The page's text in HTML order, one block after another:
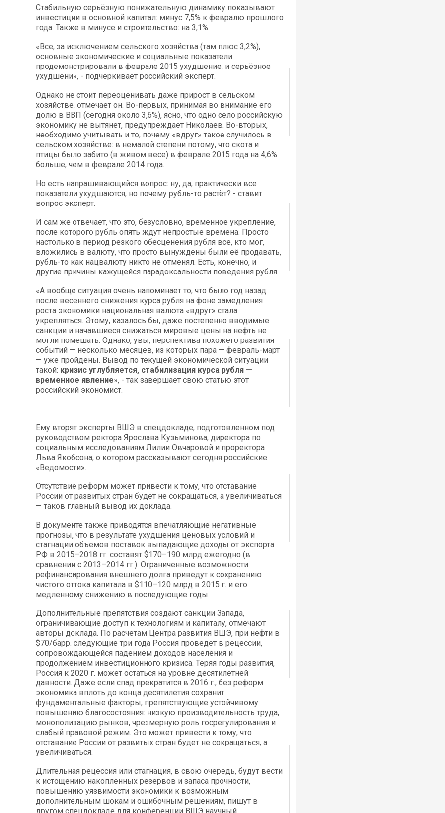
Стабильную серьёзную понижательную динамику показывают
инвестиции в основной капитал: минус 7,5% к февралю прошлого
года. Также в минусе и строительство: на 3,1%.
«Все, за исключением сельского хозяйства (там плюс 3,2%),
основные экономические и социальные показатели
продемонстрировали в феврале 2015 ухудшение, и серьёзное
ухудшени», - подчеркивает российский эксперт.
Однако не стоит переоценивать даже прирост в сельском
хозяйстве, отмечает он. Во-первых, принимая во внимание его
долю в ВВП (сегодня около 3,6%), ясно, что одно село российскую
экономику не вытянет, предупреждает Николаев. Во-вторых,
необходимо учитывать и то, почему «вдруг» такое случилось в
сельском хозяйстве: в немалой степени потому, что скота и
птицы было забито (в живом весе) в феврале 2015 года на 4,6%
больше, чем в феврале 2014 года.
Но есть напрашивающийся вопрос: ну, да, практически все
показатели ухудшаются, но почему рубль-то растёт? - ставит
вопрос эксперт.
И сам же отвечает, что это, безусловно, временное укрепление,
после которого рубль опять ждут непростые времена. Просто
настолько в период резкого обесценения рубля все, кто мог,
вложились в валюту, что просто вынуждены были её продавать,
рубль-то как нацвалюту никто не отменял. Есть, конечно, и
другие причины кажущейся парадоксальности поведения рубля.
«А вообще ситуация очень напоминает то, что было год назад:
после весеннего снижения курса рубля на фоне замедления
роста экономики национальная валюта «вдруг» стала
укрепляться. Этому, казалось бы, даже постепенно вводимые
санкции и начавшиеся снижаться мировые цены на нефть не
могли помешать. Однако, увы, перспектива похожего развития
событий — несколько месяцев, из которых пара — февраль-март
— уже пройдены. Вывод по текущей экономической ситуации
такой: кризис углубляется, стабилизация курса рубля —
временное явление», - так завершает свою статью этот
российский экономист.
Ему вторят эксперты ВШЭ в спецдокладе, подготовленном под
руководством ректора Ярослава Кузьминова, директора по
социальным исследованиям Лилии Овчаровой и проректора
Льва Якобсона, о котором рассказывают сегодня российские
«Ведомости».
Отсутствие реформ может привести к тому, что отставание
России от развитых стран будет не сокращаться, а увеличиваться
— таков главный вывод их доклада.
В документе также приводятся впечатляющие негативные
прогнозы, что в результате ухудшения ценовых условий и
стагнации объемов поставок выпадающие доходы от экспорта
РФ в 2015–2018 гг. составят $170–190 млрд ежегодно (в
сравнении с 2013–2014 гг.). Ограниченные возможности
рефинансирования внешнего долга приведут к сохранению
чистого оттока капитала в $110–120 млрд в 2015 г. и его
медленному снижению в последующие годы.
Дополнительные препятствия создают санкции Запада,
ограничивающие доступ к технологиям и капиталу, отмечают
авторы доклада. По расчетам Центра развития ВШЭ, при нефти в
$70/барр. следующие три года Россия проведет в рецессии,
сопровождающейся падением доходов населения и
продолжением инвестиционного кризиса. Теряя годы развития,
Россия к 2020 г. может остаться на уровне десятилетней
давности. Даже если спад прекратится в 2016 г., без реформ
экономика вплоть до конца десятилетия сохранит
фундаментальные факторы, препятствующие устойчивому
повышению благосостояния: низкую производительность труда,
монополизацию рынков, чрезмерную роль госрегулирования и
слабый правовой режим. Это может привести к тому, что
отставание России от развитых стран будет не сокращаться, а
увеличиваться.
Длительная рецессия или стагнация, в свою очередь, будут вести
к истощению накопленных резервов и запаса прочности,
повышению уязвимости экономики к возможным
дополнительным шокам и ошибочным решениям, пишут в
другом спецдокладе для конференции ВШЭ научный